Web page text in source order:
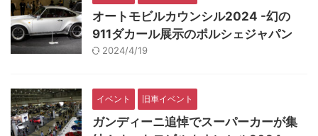
オートモビルカウンシル2024 -幻の
911ダカール展示のポルシェジャパン
2024/4/19
イベント 旧車イベント
ガンディーニ追悼でスーパーカーが集